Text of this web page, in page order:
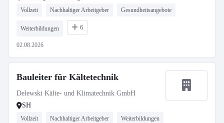
Vollzeit Nachhaltiger Arbeitgeber Gesundheitsangebote
Weiterbildungen 6
02.08.2026
Bauleiter für Kältetechnik
Delewski Kälte- und Klimatechnik GmbH
SH
Vollzeit Nachhaltiger Arbeitgeber Weiterbildungen